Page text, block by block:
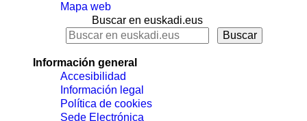
Mapa web
Buscar en euskadi.eus
Información general
Accesibilidad
Información legal
Política de cookies
Sede Electrónica